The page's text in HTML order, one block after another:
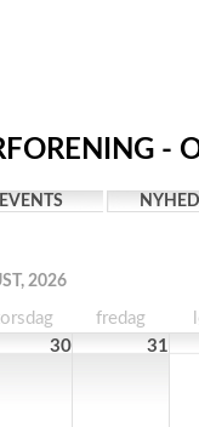
-
EVENTS
2026
fredag
30 31